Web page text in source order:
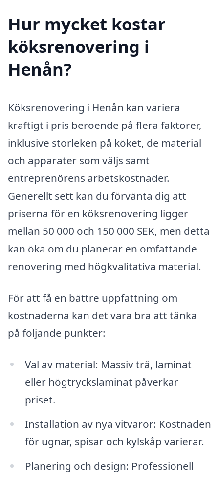
Hur mycket kostar
köksrenovering i
Henån?
Köksrenovering i Henån kan variera
kraftigt i pris beroende på flera faktorer,
inklusive storleken på köket, de material
och apparater som väljs samt
entreprenörens arbetskostnader.
Generellt sett kan du förvänta dig att
priserna för en köksrenovering ligger
mellan 50 000 och 150 000 SEK, men detta
kan öka om du planerar en omfattande
renovering med högkvalitativa material.
För att få en bättre uppfattning om
kostnaderna kan det vara bra att tänka
på följande punkter:
Val av material: Massiv trä, laminat
eller högtryckslaminat påverkar
priset.
Installation av nya vitvaror: Kostnaden
för ugnar, spisar och kylskåp varierar.
Planering och design: Professionell